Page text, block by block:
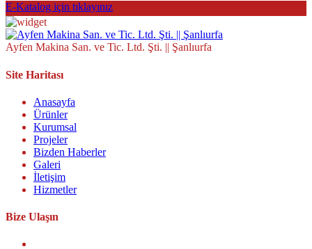
E-Katalog için tıklayınız
Ayfen Makina San. ve Tic. Ltd. Şti. || Şanlıurfa
Site Haritası
Anasayfa
Ürünler
Kurumsal
Projeler
Bizden Haberler
Galeri
İletişim
Hizmetler
Bize Ulaşın